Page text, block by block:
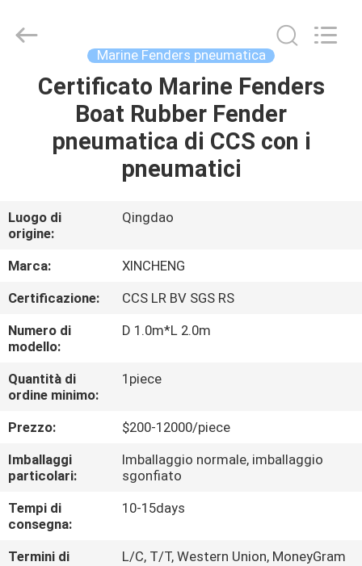
CASA
PRODOTTI
VR
CIRCA
NOI
GIRO
DELLA
FABBRICA
CONTROLLO
DI
QUALITÀ
CONTATTICI
Products
Marine Fenders pneumatica
Certificato Marine Fenders
Boat Rubber Fender
pneumatica di CCS con i
pneumatici
Luogo di
origine:
Qingdao
Marca:
XINCHENG
Certificazione:
CCS LR BV SGS RS
Numero di
modello:
D 1.0m*L 2.0m
Quantità di
ordine minimo:
1piece
Prezzo:
$200-12000/piece
Imballaggi
particolari:
Imballaggio normale, imballaggio
sgonfiato
Tempi di
consegna:
10-15days
Termini di
L/C, T/T, Western Union, MoneyGram